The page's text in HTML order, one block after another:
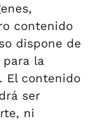
contenido
dispone de
la
El contenido
ser
ni